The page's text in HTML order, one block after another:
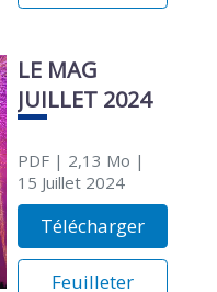
LE MAG
JUILLET 2024
PDF| 2,13 Mo |
15 Juillet 2024
Télécharger
Feuilleter